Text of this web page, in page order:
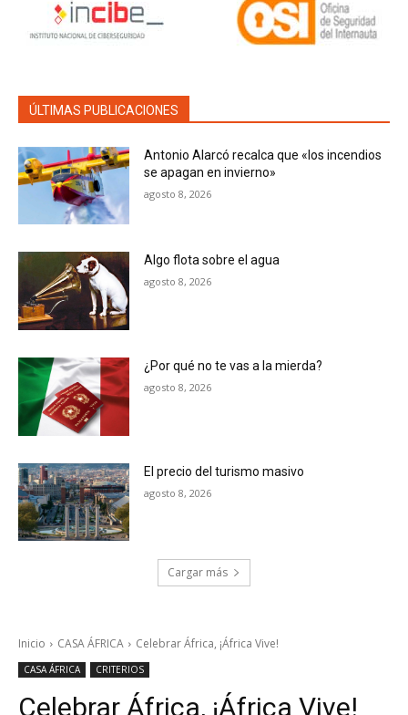
ÚLTIMAS PUBLICACIONES
Antonio Alarcó recalca que «los incendios
se apagan en invierno»
agosto 8, 2026
Algo flota sobre el agua
agosto 8, 2026
¿Por qué no te vas a la mierda?
agosto 8, 2026
El precio del turismo masivo
agosto 8, 2026
Cargar más